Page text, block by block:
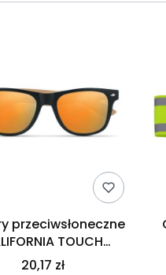
przeciwsłoneczne
TOUCH
MO9617-10
20,17 zł